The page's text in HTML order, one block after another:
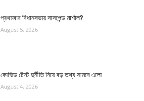
প্রথমবার বিধানসভায় সাসপেন্ড মার্শাল?
August 5, 2026
কোভিড টেস্ট দুর্নীতি নিয়ে বড় তথ্য সামনে এলো
August 4, 2026